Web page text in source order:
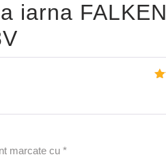
iarna FALKEN
marcate cu *